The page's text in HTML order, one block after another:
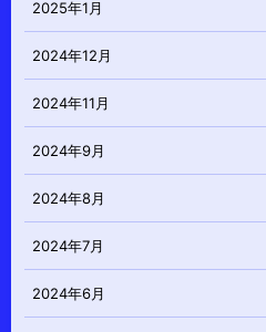
2025年1月
2024年12月
2024年11月
2024年9月
2024年8月
2024年7月
2024年6月